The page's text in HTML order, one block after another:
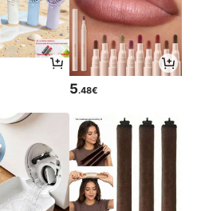
5.48€